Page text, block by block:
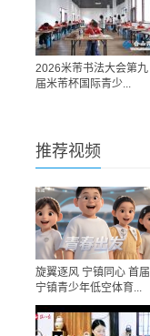
2026米芾书法大会第九
届米芾杯国际青少...
推荐视频
旋翼逐风 宁镇同心 首届
宁镇青少年低空体育...